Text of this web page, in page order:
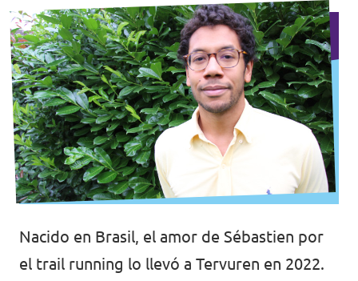
Nacido en Brasil, el amor de Sébastien por
el trail running lo llevó a Tervuren en 2022.